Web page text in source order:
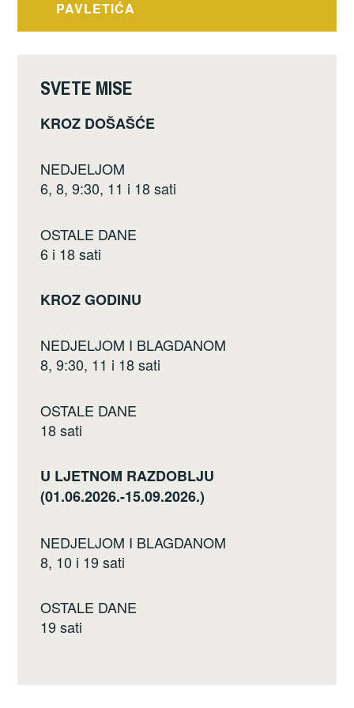
o
o
PAVLETIĆA
SVETE MISE
KROZ DOŠAŠĆE
NEDJELJOM
6, 8, 9:30, 11 i 18 sati
OSTALE DANE
6 i 18 sati
KROZ GODINU
NEDJELJOM I BLAGDANOM
8, 9:30, 11 i 18 sati
OSTALE DANE
18 sati
U LJETNOM RAZDOBLJU
(01.06.2026.-15.09.2026.)
NEDJELJOM I BLAGDANOM
8, 10 i 19 sati
OSTALE DANE
19 sati